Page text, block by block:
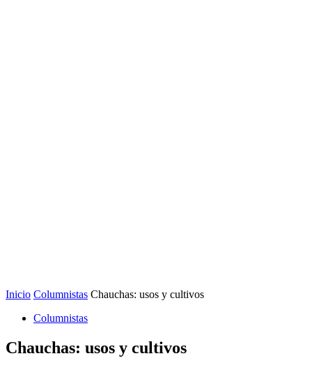
Inicio Columnistas Chauchas: usos y cultivos
Columnistas
Chauchas: usos y cultivos